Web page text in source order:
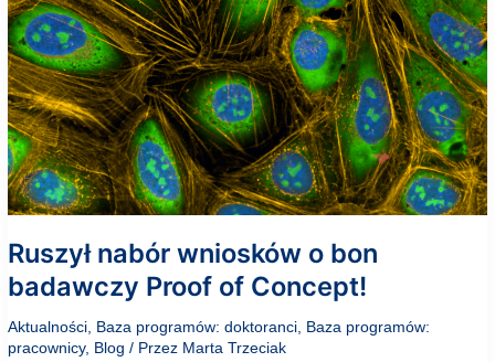
Ruszył nabór wniosków o bon
badawczy Proof of Concept!
Aktualności, Baza programów: doktoranci, Baza programów:
pracownicy, Blog / Przez Marta Trzeciak